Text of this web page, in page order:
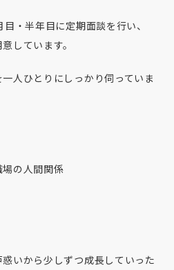
・半年目に定期面談を行い、
しています。
人ひとりにしっかり伺っていま
の人間関係
いから少しずつ成長していった